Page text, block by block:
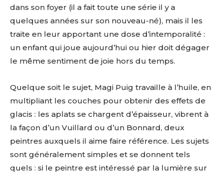
Prénom
Statut / Organisation
* Champ obligatoire
Adresse email*
Nom
Prénom
Statut / Organisation
J'accepte les
dans son foyer (il a fait toute une série il y a
quelques années sur son nouveau-né), mais il les
traite en leur apportant une dose d’intemporalité :
un enfant qui joue aujourd’hui ou hier doit dégager
le même sentiment de joie hors du temps.
Quelque soit le sujet, Magi Puig travaille à l’huile, en
multipliant les couches pour obtenir des effets de
glacis : les aplats se chargent d’épaisseur, vibrent à
la façon d’un Vuillard ou d’un Bonnard, deux
peintres auxquels il aime faire référence. Les sujets
sont généralement simples et se donnent tels
quels : si le peintre est intéressé par la lumière sur